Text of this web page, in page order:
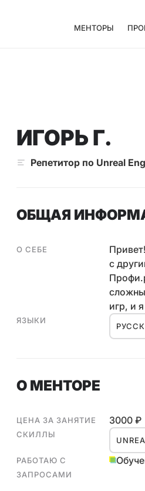
МЕНТОРЫ
ИГОРЬ Г.
Репетитор по Unreal
ОБЩАЯ
О СЕБЕ
с
игр, и
ЯЗЫКИ
О МЕНТОРЕ
ЦЕНА ЗА ЗАНЯТИЕ 3000 ₽
СКИЛЛЫ
РАБОТАЮ С
ЗАПРОСАМИ